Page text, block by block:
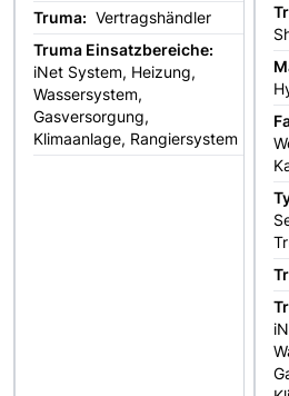
Truma: Vertragshändler
Truma Einsatzbereiche:
iNet System, Heizung,
Wassersystem,
Gasversorgung,
Klimaanlage, Rangiersystem